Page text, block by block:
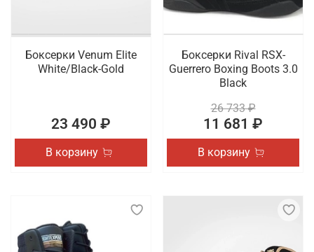
Боксерки Venum Elite
White/Black-Gold
23 490 ₽
В корзину
Боксерки Rival RSX-
Guerrero Boxing Boots 3.0
Black
26 733 ₽
11 681 ₽
В корзину